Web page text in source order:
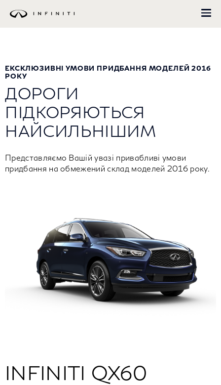
ЕКСКЛЮЗИВНІ УМОВИ ПРИДБАННЯ МОДЕЛЕЙ 2016
РОКУ
ДОРОГИ
ПІДКОРЯЮТЬСЯ
НАЙСИЛЬНІШИМ
Представляємо Вашій увазі привабливі умови
придбання на обмежений склад моделей 2016 року.
INFINITI QX60